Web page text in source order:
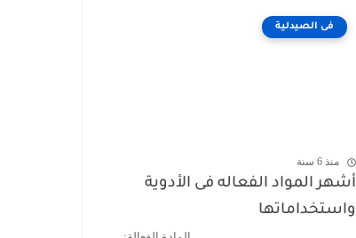
فى الصيدلية
منذ 6 سنة
أشهر المواد الفعاله فى الأدوية
واستخداماتها